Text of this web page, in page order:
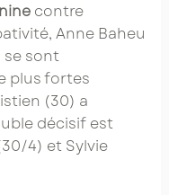
contre
Anne Baheu
se sont
plus fortes
(30) a
décisif est
4) et Sylvie